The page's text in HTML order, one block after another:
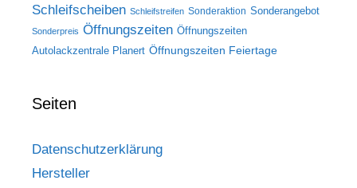
Schleifscheiben Schleifstreifen Sonderaktion Sonderangebot
Sonderpreis Öffnungszeiten Öffnungszeiten
Autolackzentrale Planert Öffnungszeiten Feiertage
Seiten
Datenschutzerklärung
Hersteller